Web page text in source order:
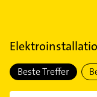
Beste Treffer